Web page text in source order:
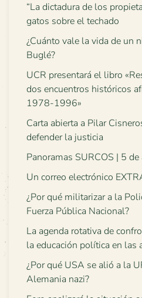
“La dictadura de los
gatos sobre el techado
¿Cuánto vale la vida de un
Buglé?
UCR presentará el libro
dos encuentros históricos
1978-1996»
Carta abierta a Pilar
defender la justicia
Panoramas SURCOS | 5
Un correo electrónico
¿Por qué militarizar a la
Fuerza Pública Nacional?
La agenda rotativa de
la educación política en las
¿Por qué USA se alió a la
Alemania nazi?